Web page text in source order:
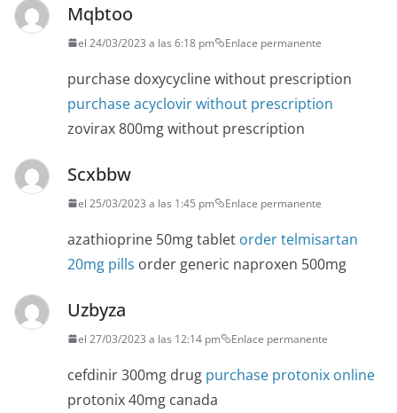
Mqbtoo
el 24/03/2023 a las 6:18 pm Enlace permanente
purchase doxycycline without prescription
purchase acyclovir without prescription
zovirax 800mg without prescription
Scxbbw
el 25/03/2023 a las 1:45 pm Enlace permanente
azathioprine 50mg tablet order telmisartan
20mg pills order generic naproxen 500mg
Uzbyza
el 27/03/2023 a las 12:14 pm Enlace permanente
cefdinir 300mg drug purchase protonix online
protonix 40mg canada